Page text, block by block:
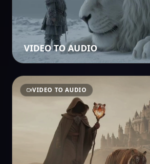
VIDEO TO AUDIO
VIDEO TO AUDIO